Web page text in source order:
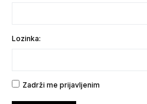
Lozinka:
Zadrži me prijavljenim